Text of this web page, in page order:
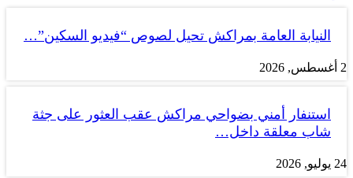
النيابة العامة بمراكش تحيل لصوص “فيديو السكين”…
2 أغسطس, 2026
استنفار أمني بضواحي مراكش عقب العثور على جثة
شاب معلقة داخل…
24 يوليو, 2026